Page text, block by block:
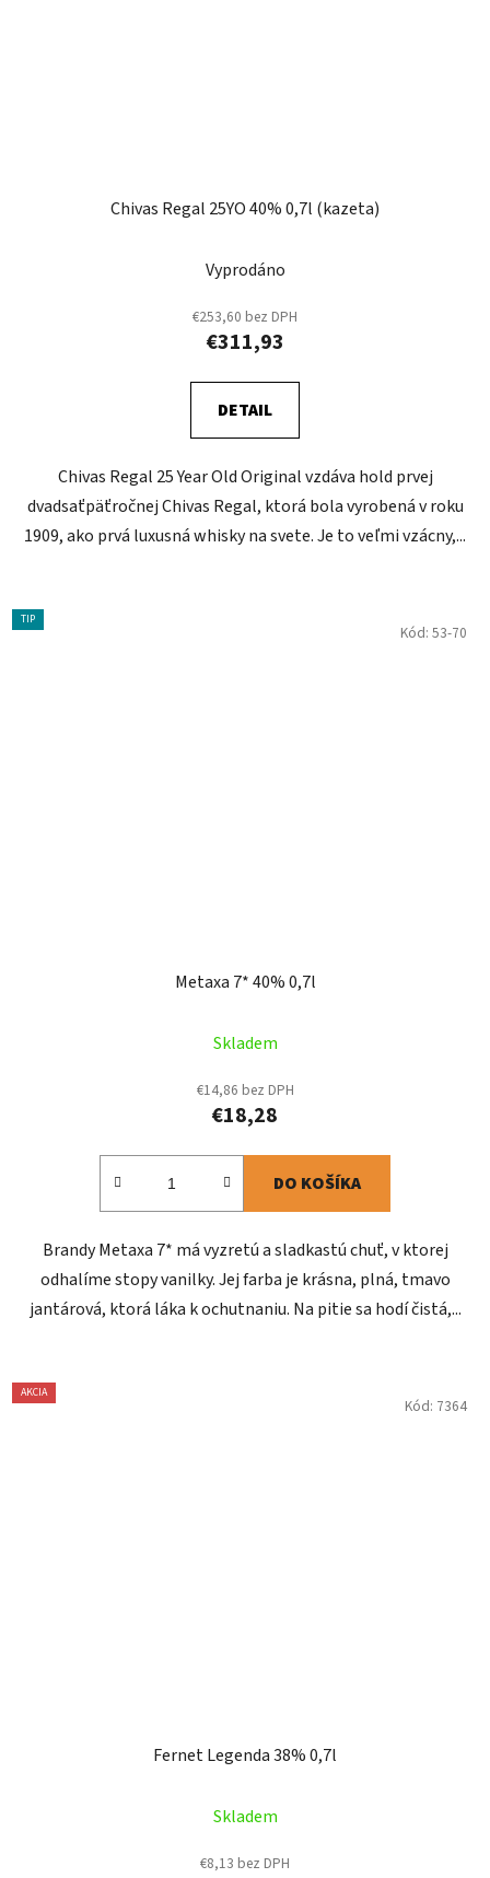
Chivas Regal 25YO 40% 0,7l (kazeta)
Vyprodáno
€253,60 bez DPH
€311,93
DETAIL
Chivas Regal 25 Year Old Original vzdáva hold prvej
dvadsaťpäťročnej Chivas Regal, ktorá bola vyrobená v roku
1909, ako prvá luxusná whisky na svete. Je to veľmi vzácny,...
TIP
Metaxa 7* 40% 0,7l
Skladem
€14,86 bez DPH
€18,28
DO KOŠÍKA
Brandy Metaxa 7* má vyzretú a sladkastú chuť, v ktorej
odhalíme stopy vanilky. Jej farba je krásna, plná, tmavo
jantárová, ktorá láka k ochutnaniu. Na pitie sa hodí čistá,...
Kód: 53-70
AKCIA
Fernet Legenda 38% 0,7l
Skladem
€8,13 bez DPH
Kód: 7364